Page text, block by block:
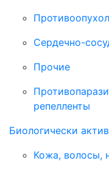
Сердечно-
Прочие
репелленты
Биологически
Кожа, волосы,